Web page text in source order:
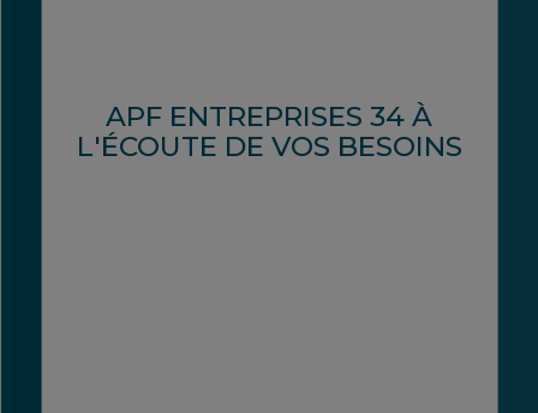
APF ENTREPRISES 34 À
L'ÉCOUTE DE VOS BESOINS